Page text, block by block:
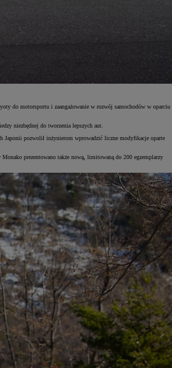
do motorsportu i zaangażowanie w rozwój samochodów w oparciu
niezbędnej do tworzenia lepszych aut.
Japonii pozwolił inżynierom wprowadzić liczne modyfikacje oparte
prezentowano także nową, limitowaną do 200 egzemplarzy